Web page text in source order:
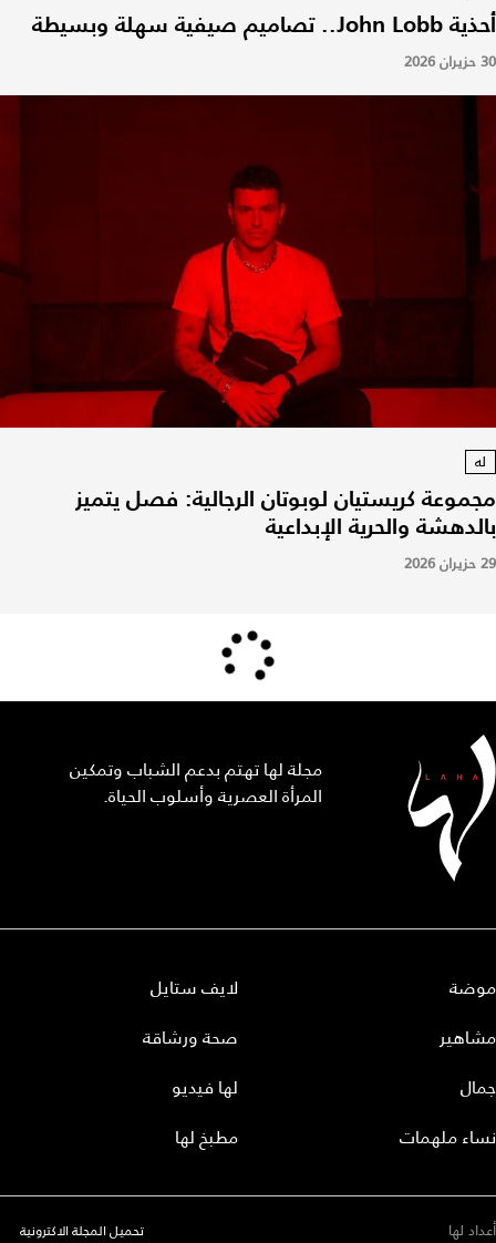
أحذية John Lobb.. تصاميم صيفية سهلة وبسيطة
30 حزيران 2026
له
مجموعة كريستيان لوبوتان الرجالية: فصل يتميز
بالدهشة والحرية الإبداعية
29 حزيران 2026
مجلة لها تهتم بدعم الشباب وتمكين
المرأة العصرية وأسلوب الحياة.
موضة
مشاهير
جمال
نساء ملهمات
لايف ستايل
صحة ورشاقة
لها فيديو
مطبخ لها
أعداد لها تحميل المجلة الاكترونية